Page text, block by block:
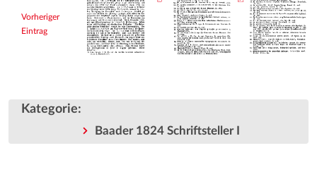
Vorheriger
Eintrag
Kategorie:
Baader 1824 Schriftsteller I